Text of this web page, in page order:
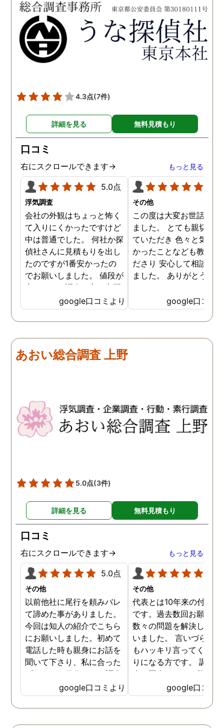
た。 調査も私の望む結果を
得るべく、尽力して頂き、
密に連絡をいただきなが
ら、丁寧に対応してくださ
いました。 おかげで、とて
も、不安で日々辛い気持ち
対応して頂いた上に、かな
り迅速に弁護士に関するア
ドバイスを頂き繋いで下さ
った事、本当に感謝してい
ます。
何かありましたらご相談
せて頂きたいと思います
4.3点(7件)
詳細を見る 無料見積もり
口コミ
右にスクロールできます→ もっと見る
5.0点
浮気調査
会社の外観はちょっと怖く
て入りにくかったですけど
中は普通でした。 何社か探
偵社さんに見積もりを出し
たのですが1番安かったの
でお願いしました。 値段が
安いので、調査の方が心配
でしたがしっかり浮気の証
拠を押さえて頂けました。
ありがとう御座いました。
探偵に頼む事のない人生を
歩みますね(笑)
google口コミより
その他
この度は大変お世話にな
ました。 とても親切に
ていただき 色々と気付
かったことなども教えて
ださり 安心して相談が
ました。 ありがとうご
google口コミ
あおい総合調査 上野
5.0点(3件)
詳細を見る 無料見積もり
口コミ
右にスクロールできます→ もっと見る
5.0点
その他
以前他社に尾行を頼みバレ
て諦めた事がありました。
今回は知人の紹介でこちら
にお願いしました。初めて
電話した時も親身にお話を
聞いて下さり、私に合った
プランで15日位かけて調査
してもらいました。 噂通り
調査も細かく、こんな所ま
でしっかり撮ってくれたん
google口コミより
その他
代表とは10年来の付き合
です。過去数回お願いし
数々の問題を解決しても
いました。 言いづらい
もハッキリ言ってくれて
りになる方です。 調査
書の写真もいつも驚かさ
てどうやって撮ったのか
くと面白い話し聞かせて
れますね。 問題がない
google口コミ